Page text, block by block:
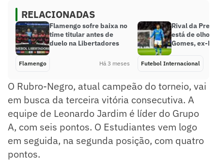
RELACIONADAS
Flamengo sofre baixa no
time titular antes de
duelo na Libertadores
Flamengo Há 3 meses
Rival da
está de olho
Gomes, ex-
Futebol Internacional
O Rubro-Negro, atual campeão do torneio, vai
em busca da terceira vitória consecutiva. A
equipe de Leonardo Jardim é líder do Grupo
A, com seis pontos. O Estudiantes vem logo
em seguida, na segunda posição, com quatro
pontos.